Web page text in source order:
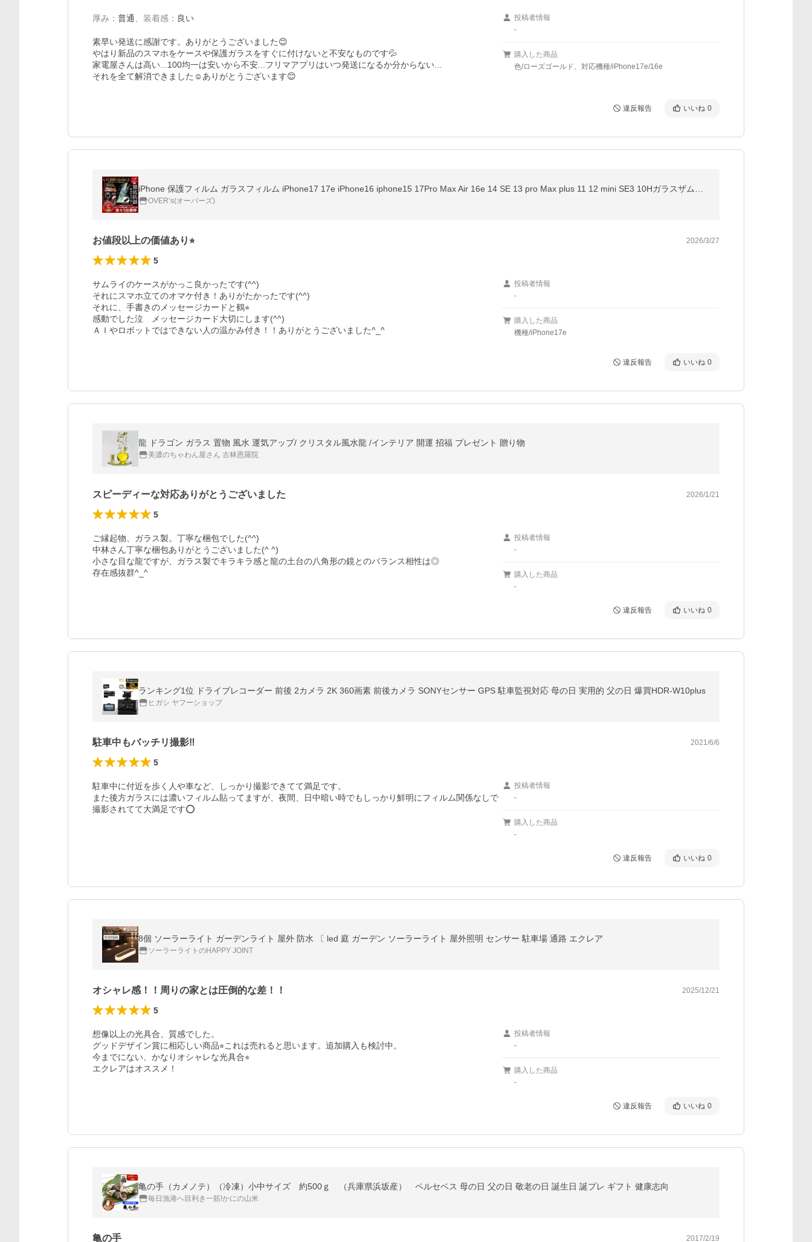
厚み ： 普通 装着感 ： 良い
素早い発送に感謝です。ありがとうございました😊
やはり新品のスマホをケースや保護ガラスをすぐに付けないと不安なものです💦
家電屋さんは高い...100均一は安いから不安...フリマアプリはいつ発送になるか分からない...
それを全て解消できました☺️ありがとうございます😊
投稿者情報
-
購入した商品
色/ローズゴールド、対応機種/iPhone17e/16e
違反報告 いいね 0
OVER’s(オーバーズ)
お値段以上の価値あり⭐︎ 2026/3/27
5
サムライのケースがかっこ良かったです(^^)
それにスマホ立てのオマケ付き！ありがたかったです(^^)
それに、手書きのメッセージカードと鶴⭐︎
感動でした泣　メッセージカード大切にします(^^)
ＡＩやロボットではできない人の温かみ付き！！ありがとうございました^_^
投稿者情報
-
購入した商品
機種/iPhone17e
違反報告 いいね 0
龍 ドラゴン ガラス 置物 風水 運気アップ/ クリスタル風水龍 /インテリア 開運 招福 プレゼント 贈り物
美濃のちゃわん屋さん 古林恩羅院
スピーディーな対応ありがとうございました 2026/1/21
5
ご縁起物、ガラス製。丁寧な梱包でした(^^)
中林さん丁寧な梱包ありがとうございました(^ ^)
小さな目な龍ですが、ガラス製でキラキラ感と龍の土台の八角形の鏡とのバランス相性は◎
存在感抜群^_^
投稿者情報
-
購入した商品
-
違反報告 いいね 0
ランキング1位 ドライブレコーダー 前後 2カメラ 2K 360画素 前後カメラ SONYセンサー GPS 駐車監視対応 母の日 実用的 父の日 爆買HDR-W10plus
ヒガシ ヤフーショップ
駐車中もバッチリ撮影‼️ 2021/6/6
5
駐車中に付近を歩く人や車など、しっかり撮影できてて満足です。
また後方ガラスには濃いフィルム貼ってますが、夜間、日中暗い時でもしっかり鮮明にフィルム関係なしで
撮影されてて大満足です⭕️
投稿者情報
-
購入した商品
-
違反報告 いいね 0
8個 ソーラーライト ガーデンライト 屋外 防水 〔 led 庭 ガーデン ソーラーライト 屋外照明 センサー 駐車場 通路 エクレア
ソーラーライトのHAPPY JOINT
オシャレ感！！周りの家とは圧倒的な差！！ 2025/12/21
5
想像以上の光具合、質感でした。
グッドデザイン賞に相応しい商品⭐︎これは売れると思います。追加購入も検討中。
今までにない、かなりオシャレな光具合⭐︎
エクレアはオススメ！
投稿者情報
-
購入した商品
-
違反報告 いいね 0
亀の手（カメノテ）（冷凍）小中サイズ 約500ｇ （兵庫県浜坂産） ペルセベス 母の日 父の日 敬老の日 誕生日 誕プレ ギフト 健康志向
毎日漁港へ目利き一筋!かにの山米
亀の手 2017/2/19